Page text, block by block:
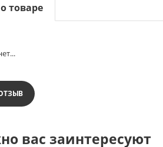
товаре
вас заинтересуют